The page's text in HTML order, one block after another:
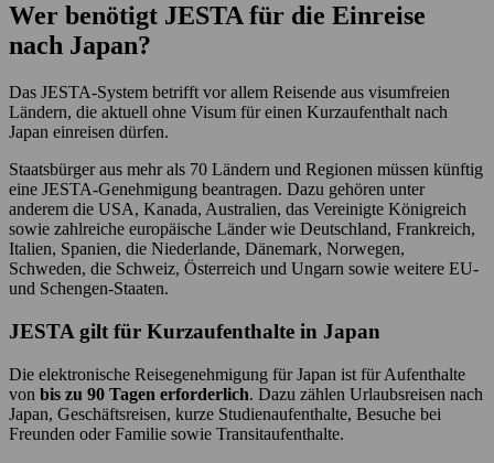
Wer benötigt JESTA für die Einreise
nach Japan?
Das JESTA-System betrifft vor allem Reisende aus visumfreien
Ländern, die aktuell ohne Visum für einen Kurzaufenthalt nach
Japan einreisen dürfen.
Staatsbürger aus mehr als 70 Ländern und Regionen müssen künftig
eine JESTA-Genehmigung beantragen. Dazu gehören unter
anderem die USA, Kanada, Australien, das Vereinigte Königreich
sowie zahlreiche europäische Länder wie Deutschland, Frankreich,
Italien, Spanien, die Niederlande, Dänemark, Norwegen,
Schweden, die Schweiz, Österreich und Ungarn sowie weitere EU-
und Schengen-Staaten.
JESTA gilt für Kurzaufenthalte in Japan
Die elektronische Reisegenehmigung für Japan ist für Aufenthalte
von bis zu 90 Tagen erforderlich. Dazu zählen Urlaubsreisen nach
Japan, Geschäftsreisen, kurze Studienaufenthalte, Besuche bei
Freunden oder Familie sowie Transitaufenthalte.